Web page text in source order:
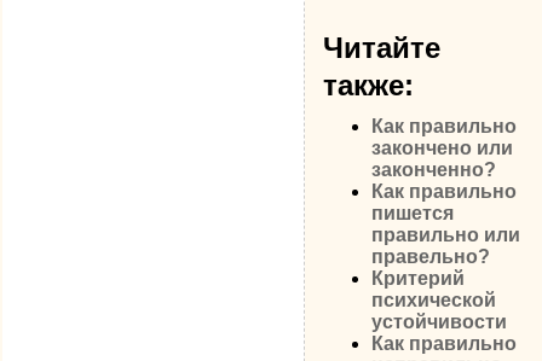
Читайте
также:
Как правильно
закончено или
законченно?
Как правильно
пишется
правильно или
правельно?
Критерий
психической
устойчивости
Как правильно